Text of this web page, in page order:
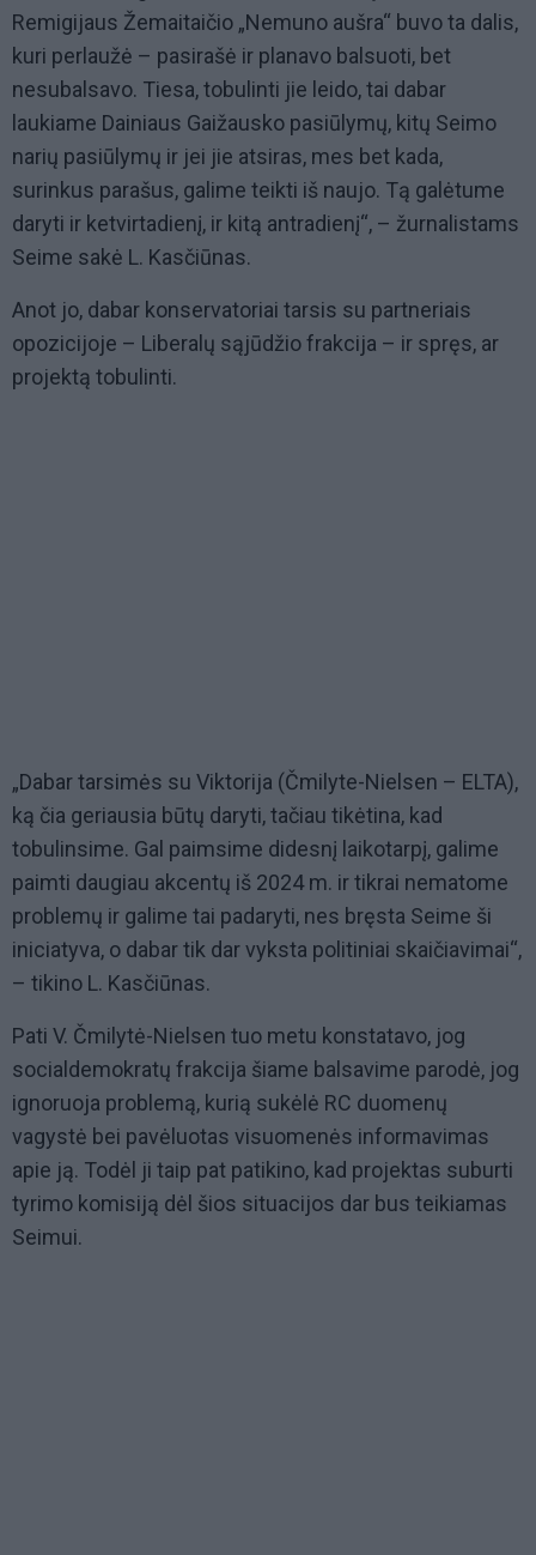
Remigijaus Žemaitaičio „Nemuno aušra“ buvo ta dalis,
kuri perlaužė – pasirašė ir planavo balsuoti, bet
nesubalsavo. Tiesa, tobulinti jie leido, tai dabar
laukiame Dainiaus Gaižausko pasiūlymų, kitų Seimo
narių pasiūlymų ir jei jie atsiras, mes bet kada,
surinkus parašus, galime teikti iš naujo. Tą galėtume
daryti ir ketvirtadienį, ir kitą antradienį“, – žurnalistams
Seime sakė L. Kasčiūnas.
Anot jo, dabar konservatoriai tarsis su partneriais
opozicijoje – Liberalų sąjūdžio frakcija – ir spręs, ar
projektą tobulinti.
„Dabar tarsimės su Viktorija (Čmilyte-Nielsen – ELTA),
ką čia geriausia būtų daryti, tačiau tikėtina, kad
tobulinsime. Gal paimsime didesnį laikotarpį, galime
paimti daugiau akcentų iš 2024 m. ir tikrai nematome
problemų ir galime tai padaryti, nes bręsta Seime ši
iniciatyva, o dabar tik dar vyksta politiniai skaičiavimai“,
– tikino L. Kasčiūnas.
Pati V. Čmilytė-Nielsen tuo metu konstatavo, jog
socialdemokratų frakcija šiame balsavime parodė, jog
ignoruoja problemą, kurią sukėlė RC duomenų
vagystė bei pavėluotas visuomenės informavimas
apie ją. Todėl ji taip pat patikino, kad projektas suburti
tyrimo komisiją dėl šios situacijos dar bus teikiamas
Seimui.